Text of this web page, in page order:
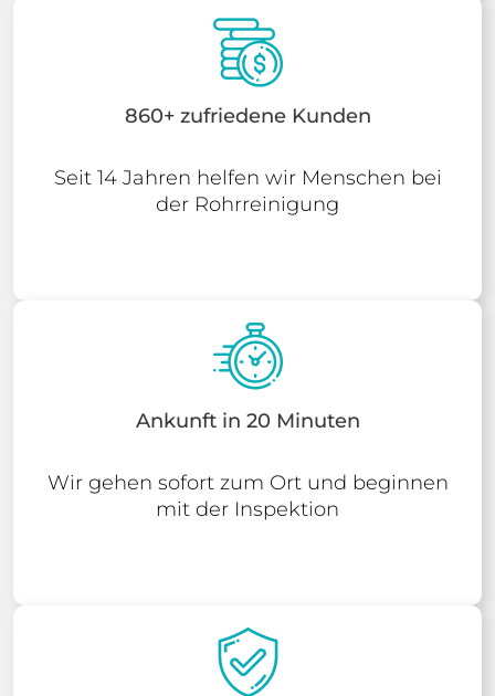
860+ zufriedene Kunden
Seit 14 Jahren helfen wir Menschen bei
der Rohrreinigung
Ankunft in 20 Minuten
Wir gehen sofort zum Ort und beginnen
mit der Inspektion